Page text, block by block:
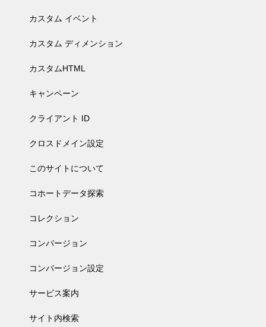
カスタム イベント
カスタム ディメンション
カスタムHTML
キャンペーン
クライアント ID
クロスドメイン設定
このサイトについて
コホートデータ探索
コレクション
コンバージョン
コンバージョン設定
サービス案内
サイト内検索